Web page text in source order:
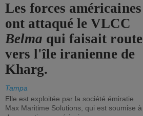
Les forces américaines
ont attaqué le VLCC
Belma qui faisait route
vers l'île iranienne de
Kharg.
Tampa
Elle est exploitée par la société émiratie
Max Maritime Solutions, qui est soumise à